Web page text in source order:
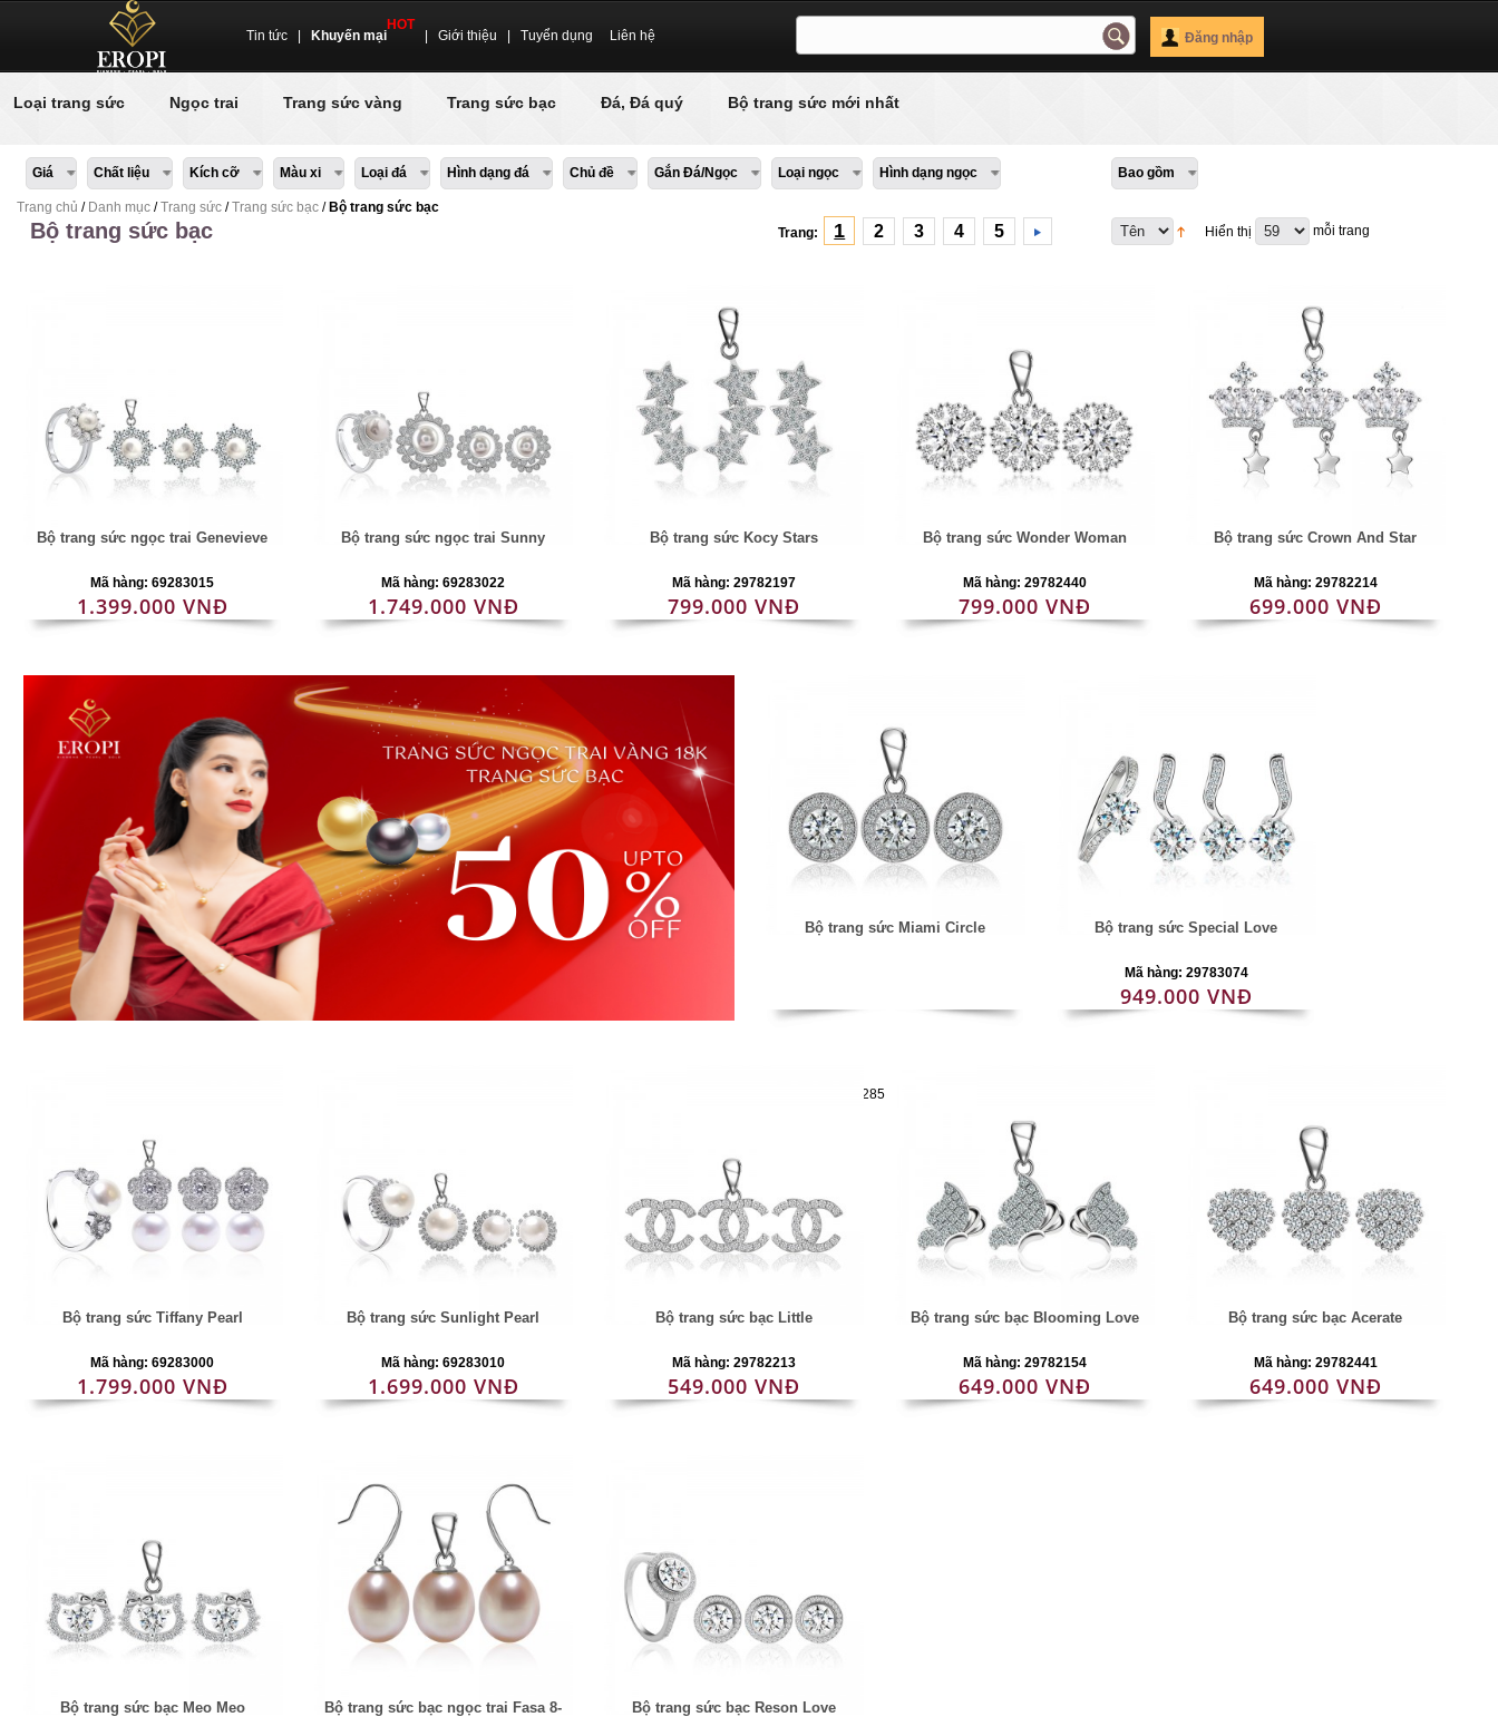
Tin tức Khuyến mại
HOT
Giới thiệu Tuyển dụng Liên hệ Đăng nhập
Loại trang sức Ngọc trai Trang sức vàng Trang sức bạc Đá, Đá quý Bộ trang sức mới nhất
Giá Chất liệu Kích cỡ Màu xi Loại đá Hình dạng đá Chủ đề Gắn Đá/Ngọc Loại ngọc Hình dạng ngọc Bao gồm
Trang chủ / Danh mục /Trang sức /Trang sức bạc / Bộ trang sức bạc
Bộ trang sức bạc Hiển thị mỗi trang
Trang: 1 2 3 4 5
Bộ trang sức ngọc trai Genevieve
Mã hàng: 69283015
1.399.000 VNĐ
Bộ trang sức ngọc trai Sunny
Mã hàng: 69283022
1.749.000 VNĐ
Bộ trang sức Kocy Stars
Mã hàng: 29782197
799.000 VNĐ
Bộ trang sức Wonder Woman
Mã hàng: 29782440
799.000 VNĐ
Bộ trang sức Crown And Star
Mã hàng: 29782214
699.000 VNĐ
Bộ trang sức Miami Circle
Mã hàng:29782285
Bộ trang sức Special Love
Mã hàng: 29783074
949.000 VNĐ
Bộ trang sức Tiffany Pearl
Mã hàng: 69283000
1.799.000 VNĐ
Bộ trang sức Sunlight Pearl
Mã hàng: 69283010
1.699.000 VNĐ
Bộ trang sức bạc Little
Mã hàng: 29782213
549.000 VNĐ
Bộ trang sức bạc Blooming Love
Mã hàng: 29782154
649.000 VNĐ
Bộ trang sức bạc Acerate
Mã hàng: 29782441
649.000 VNĐ
Bộ trang sức bạc Meo Meo
Bộ trang sức bạc ngọc trai Fasa 8-
Bộ trang sức bạc Reson Love